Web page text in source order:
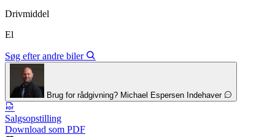
Drivmiddel
El
Søg efter andre biler
Brug for rådgivning? Michael Espersen Indehaver
Salgsopstilling
Download som PDF